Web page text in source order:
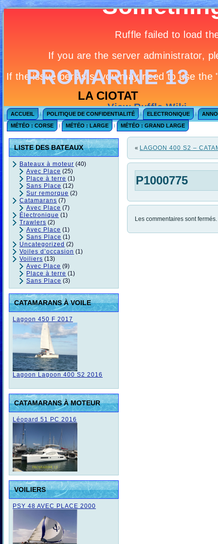
PROMARINE 13
LA CIOTAT
ACCUEIL POLITIQUE DE CONFIDENTIALITÉ ELECTRONIQUE
MÉTÉO : CORSE
MÉTÉO : LARGE MÉTÉO : GRAND LARGE
LISTE DES BATEAUX
Bateaux à moteur (40)
Avec Place (25)
Place à terre (1)
Sans Place (12)
Sur remorque (2)
Catamarans (7)
Avec Place (7)
Électronique (1)
Trawlers (2)
Avec Place (1)
Sans Place (1)
Uncategorized (2)
Voiles d’occasion (1)
Voiliers (13)
Avec Place (9)
Place à terre (1)
Sans Place (3)
CATAMARANS À VOILE
Lagoon 450 F 2017
Lagoon Lagoon 400 S2 2016
CATAMARANS À MOTEUR
Léopard 51 PC 2016
VOILIERS
PSY 48 AVEC PLACE 2000
« LAGOON 400 S2 –
P1000775
Les commentaires sont fermés.